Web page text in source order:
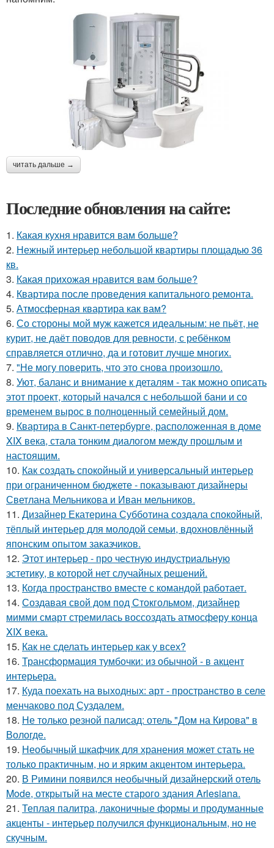
читать дальше →
Последние обновления на сайте:
1. Какая кухня нравится вам больше?
2. Нежный интерьер небольшой квартиры площадью 36
кв.
3. Какая прихожая нравится вам больше?
4. Квартира после проведения капитального ремонта.
5. Атмосферная квартира как вам?
6. Со стороны мой муж кажется идеальным: не пьёт, не
курит, не даёт поводов для ревности, с ребёнком
справляется отлично, да и готовит лучше многих.
7. "Не могу поверить, что это снова произошло.
8. Уют, баланс и внимание к деталям - так можно описать
этот проект, который начался с небольшой бани и со
временем вырос в полноценный семейный дом.
9. Квартира в Санкт-петербурге, расположенная в доме
XIX века, стала тонким диалогом между прошлым и
настоящим.
10. Как создать спокойный и универсальный интерьер
при ограниченном бюджете - показывают дизайнеры
Светлана Мельникова и Иван мельников.
11. Дизайнер Екатерина Субботина создала спокойный,
тёплый интерьер для молодой семьи, вдохновлённый
японским опытом заказчиков.
12. Этот интерьер - про честную индустриальную
эстетику, в которой нет случайных решений.
13. Когда пространство вместе с командой работает.
14. Создавая свой дом под Стокгольмом, дизайнер
мимми смарт стремилась воссоздать атмосферу конца
XIX века.
15. Как не сделать интерьер как у всех?
16. Трансформация тумбочки: из обычной - в акцент
интерьера.
17. Куда поехать на выходных: арт - пространство в селе
менчаково под Суздалем.
18. Не только резной палисад: отель "Дом на Кирова" в
Вологде.
19. Необычный шкафчик для хранения может стать не
только практичным, но и ярким акцентом интерьера.
20. В Римини появился необычный дизайнерский отель
Mode, открытый на месте старого здания Arlesiana.
21. Теплая палитра, лаконичные формы и продуманные
акценты - интерьер получился функциональным, но не
скучным.